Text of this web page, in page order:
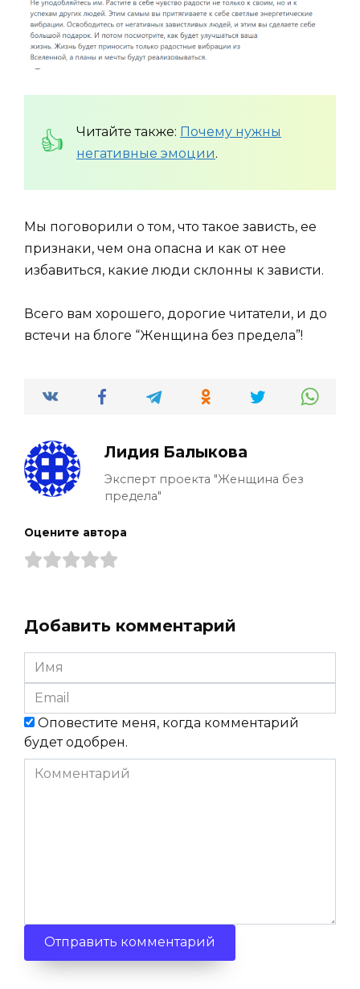
Читайте также: Почему нужны
негативные эмоции.
Мы поговорили о том, что такое зависть, ее
признаки, чем она опасна и как от нее
избавиться, какие люди склонны к зависти.
Всего вам хорошего, дорогие читатели, и до
встечи на блоге “Женщина без предела”!
Лидия Балыкова
Эксперт проекта "Женщина без
предела"
Оцените автора
Добавить комментарий
Имя
*
Email
*
Оповестите меня, когда комментарий
будет одобрен.
Комментарий